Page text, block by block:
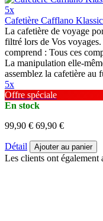
5x
Cafetière Cafflano
La cafetière de voyage
filtré lors de Vos
comprend : Tous ces
La manipulation elle-
assemblez la cafetière au
5x
Offre spéciale
En stock
99,90 € 69,90 €
Détail Ajouter au panier
Les clients ont également